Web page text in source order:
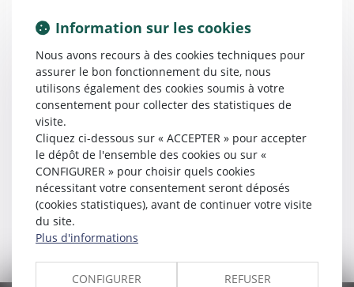
Information sur les cookies
Nous avons recours à des cookies techniques pour
assurer le bon fonctionnement du site, nous
utilisons également des cookies soumis à votre
consentement pour collecter des statistiques de
visite.
Cliquez ci-dessous sur « ACCEPTER » pour accepter
le dépôt de l'ensemble des cookies ou sur «
CONFIGURER » pour choisir quels cookies
nécessitant votre consentement seront déposés
(cookies statistiques), avant de continuer votre visite
du site.
Plus d'informations
CONFIGURER REFUSER